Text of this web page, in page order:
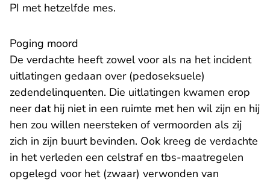
PI met hetzelfde mes.
Poging moord
De verdachte heeft zowel voor als na het incident
uitlatingen gedaan over (pedoseksuele)
zedendelinquenten. Die uitlatingen kwamen erop
neer dat hij niet in een ruimte met hen wil zijn en hij
hen zou willen neersteken of vermoorden als zij
zich in zijn buurt bevinden. Ook kreeg de verdachte
in het verleden een celstraf en tbs-maatregelen
opgelegd voor het (zwaar) verwonden van